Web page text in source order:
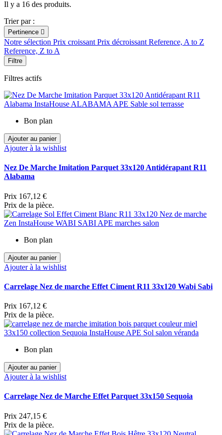
Il y a 16 des produits.
Trier par :
Pertinence 
Notre sélection Prix croissant Prix décroissant Reference, A to Z
Reference, Z to A
Filtre
Filtres actifs
Bon plan
Ajouter au panier
Ajouter à la wishlist
Nez De Marche Imitation Parquet 33x120 Antidérapant R11
Alabama
Prix 167,12 €
Prix de la pièce.
Bon plan
Ajouter au panier
Ajouter à la wishlist
Carrelage Nez de marche Effet Ciment R11 33x120 Wabi Sabi
Prix 167,12 €
Prix de la pièce.
Bon plan
Ajouter au panier
Ajouter à la wishlist
Carrelage Nez de Marche Effet Parquet 33x150 Sequoia
Prix 247,15 €
Prix de la pièce.